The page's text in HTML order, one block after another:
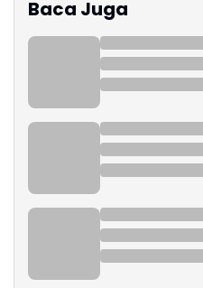
Baca Juga